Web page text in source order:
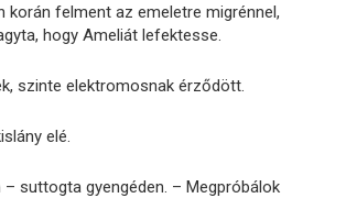
korán felment az emeletre migrénnel,
hogy Ameliát lefektesse.
szinte elektromosnak érződött.
elé.
– suttogta gyengéden. – Megpróbálok